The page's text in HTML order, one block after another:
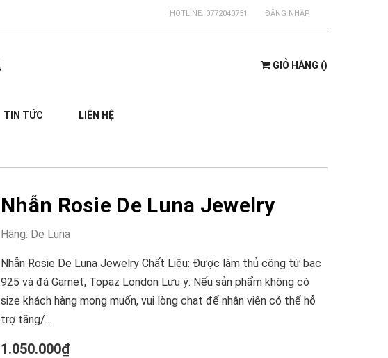
HOTLINE: 0772040751 ĐĂNG NHẬP
GIỎ HÀNG ()
TIN TỨC LIÊN HỆ
Nhẫn Rosie De Luna Jewelry
Hãng: De Luna
Nhẫn Rosie De Luna Jewelry Chất Liệu: Được làm thủ công từ bạc
925 và đá Garnet, Topaz London Lưu ý: Nếu sản phẩm không có
size khách hàng mong muốn, vui lòng chat để nhân viên có thể hỗ
trợ tăng/...
1.050.000₫